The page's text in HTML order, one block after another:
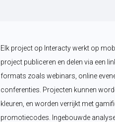
Elk project op Interacty werkt op
project publiceren en delen via een
formats zoals webinars, online
conferenties. Projecten kunnen
kleuren, en worden verrijkt met
promotiecodes. Ingebouwde